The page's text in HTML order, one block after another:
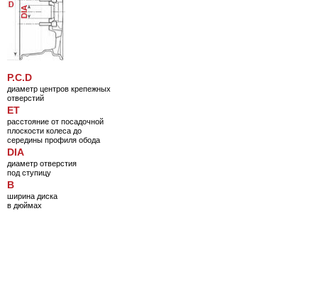
P.C.D
диаметр центров крепежных
отверстий
ET
расстояние от посадочной
плоскости колеса до
середины профиля обода
DIA
диаметр отверстия
под ступицу
B
ширина диска
в дюймах